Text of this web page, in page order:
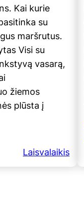
Kai kurie
su
maršrutus.
Visi su
vasarą,
žiemos
plūsta į
Laisvalaikis